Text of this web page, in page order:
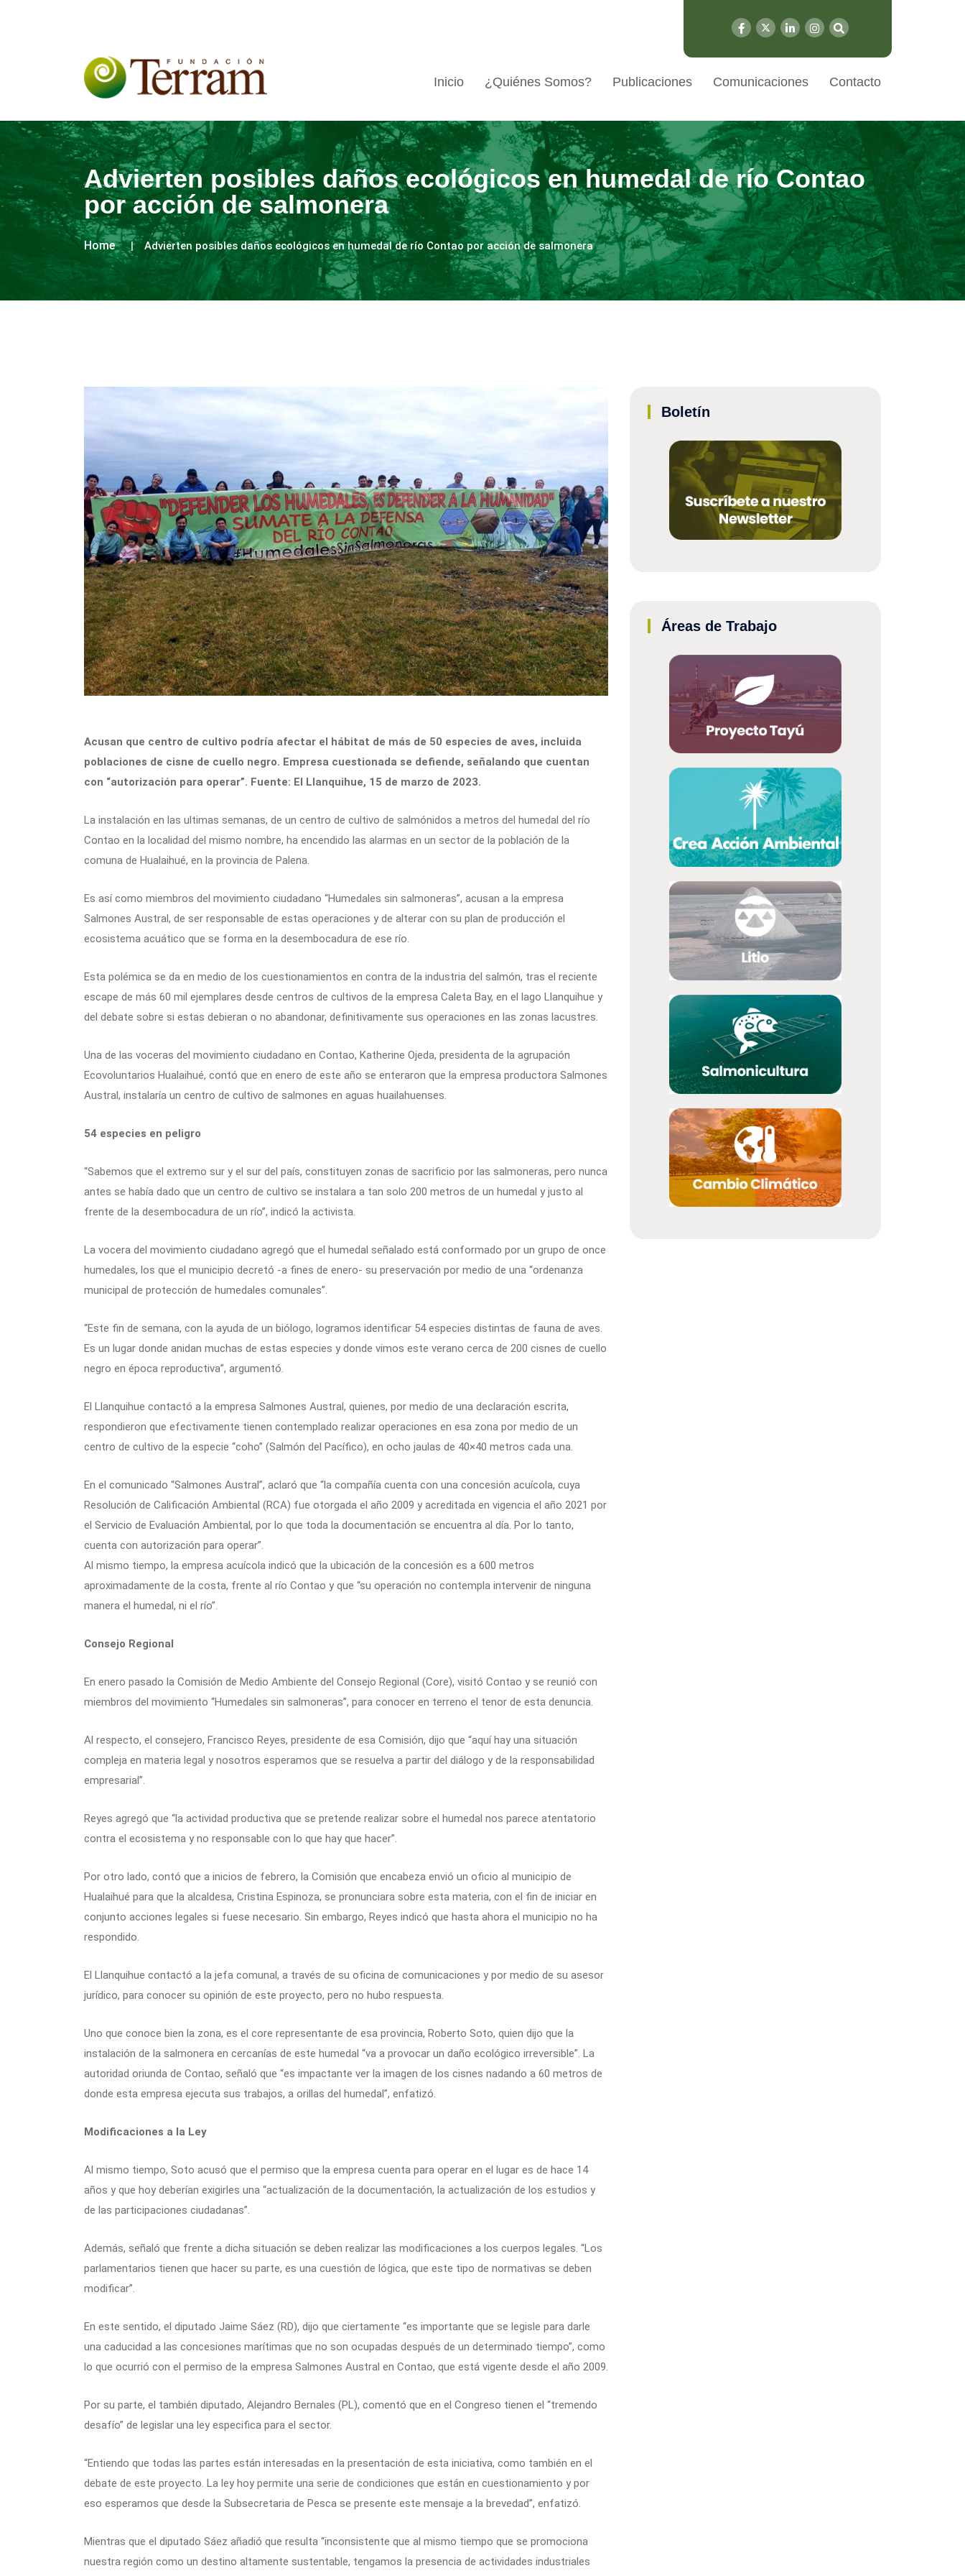
Inicio ¿Quiénes Somos? Publicaciones Comunicaciones Contacto
Advierten posibles daños ecológicos en humedal de río Contao
por acción de salmonera
Home Advierten posibles daños ecológicos en humedal de río Contao por acción de salmonera
Acusan que centro de cultivo podría afectar el hábitat de más de 50 especies de aves, incluida
poblaciones de cisne de cuello negro. Empresa cuestionada se defiende, señalando que cuentan
con “autorización para operar”. Fuente: El Llanquihue, 15 de marzo de 2023.
La instalación en las ultimas semanas, de un centro de cultivo de salmónidos a metros del humedal del río
Contao en la localidad del mismo nombre, ha encendido las alarmas en un sector de la población de la
comuna de Hualaihué, en la provincia de Palena.
Es así como miembros del movimiento ciudadano “Humedales sin salmoneras”, acusan a la empresa
Salmones Austral, de ser responsable de estas operaciones y de alterar con su plan de producción el
ecosistema acuático que se forma en la desembocadura de ese río.
Esta polémica se da en medio de los cuestionamientos en contra de la industria del salmón, tras el reciente
escape de más 60 mil ejemplares desde centros de cultivos de la empresa Caleta Bay, en el lago Llanquihue y
del debate sobre si estas debieran o no abandonar, definitivamente sus operaciones en las zonas lacustres.
Una de las voceras del movimiento ciudadano en Contao, Katherine Ojeda, presidenta de la agrupación
Ecovoluntarios Hualaihué, contó que en enero de este año se enteraron que la empresa productora Salmones
Austral, instalaría un centro de cultivo de salmones en aguas huailahuenses.
54 especies en peligro
“Sabemos que el extremo sur y el sur del país, constituyen zonas de sacrificio por las salmoneras, pero nunca
antes se había dado que un centro de cultivo se instalara a tan solo 200 metros de un humedal y justo al
frente de la desembocadura de un río”, indicó la activista.
La vocera del movimiento ciudadano agregó que el humedal señalado está conformado por un grupo de once
humedales, los que el municipio decretó -a fines de enero- su preservación por medio de una “ordenanza
municipal de protección de humedales comunales”.
“Este fin de semana, con la ayuda de un biólogo, logramos identificar 54 especies distintas de fauna de aves.
Es un lugar donde anidan muchas de estas especies y donde vimos este verano cerca de 200 cisnes de cuello
negro en época reproductiva”, argumentó.
El Llanquihue contactó a la empresa Salmones Austral, quienes, por medio de una declaración escrita,
respondieron que efectivamente tienen contemplado realizar operaciones en esa zona por medio de un
centro de cultivo de la especie “coho” (Salmón del Pacífico), en ocho jaulas de 40×40 metros cada una.
En el comunicado “Salmones Austral”, aclaró que “la compañía cuenta con una concesión acuícola, cuya
Resolución de Calificación Ambiental (RCA) fue otorgada el año 2009 y acreditada en vigencia el año 2021 por
el Servicio de Evaluación Ambiental, por lo que toda la documentación se encuentra al día. Por lo tanto,
cuenta con autorización para operar”.
Al mismo tiempo, la empresa acuícola indicó que la ubicación de la concesión es a 600 metros
aproximadamente de la costa, frente al río Contao y que “su operación no contempla intervenir de ninguna
manera el humedal, ni el río”.
Consejo Regional
En enero pasado la Comisión de Medio Ambiente del Consejo Regional (Core), visitó Contao y se reunió con
miembros del movimiento “Humedales sin salmoneras”, para conocer en terreno el tenor de esta denuncia.
Al respecto, el consejero, Francisco Reyes, presidente de esa Comisión, dijo que “aquí hay una situación
compleja en materia legal y nosotros esperamos que se resuelva a partir del diálogo y de la responsabilidad
empresarial”.
Reyes agregó que “la actividad productiva que se pretende realizar sobre el humedal nos parece atentatorio
contra el ecosistema y no responsable con lo que hay que hacer”.
Por otro lado, contó que a inicios de febrero, la Comisión que encabeza envió un oficio al municipio de
Hualaihué para que la alcaldesa, Cristina Espinoza, se pronunciara sobre esta materia, con el fin de iniciar en
conjunto acciones legales si fuese necesario. Sin embargo, Reyes indicó que hasta ahora el municipio no ha
respondido.
El Llanquihue contactó a la jefa comunal, a través de su oficina de comunicaciones y por medio de su asesor
jurídico, para conocer su opinión de este proyecto, pero no hubo respuesta.
Uno que conoce bien la zona, es el core representante de esa provincia, Roberto Soto, quien dijo que la
instalación de la salmonera en cercanías de este humedal “va a provocar un daño ecológico irreversible”. La
autoridad oriunda de Contao, señaló que “es impactante ver la imagen de los cisnes nadando a 60 metros de
donde esta empresa ejecuta sus trabajos, a orillas del humedal”, enfatizó.
Modificaciones a la Ley
Al mismo tiempo, Soto acusó que el permiso que la empresa cuenta para operar en el lugar es de hace 14
años y que hoy deberían exigirles una “actualización de la documentación, la actualización de los estudios y
de las participaciones ciudadanas”.
Además, señaló que frente a dicha situación se deben realizar las modificaciones a los cuerpos legales. “Los
parlamentarios tienen que hacer su parte, es una cuestión de lógica, que este tipo de normativas se deben
modificar”.
En este sentido, el diputado Jaime Sáez (RD), dijo que ciertamente “es importante que se legisle para darle
una caducidad a las concesiones marítimas que no son ocupadas después de un determinado tiempo”, como
lo que ocurrió con el permiso de la empresa Salmones Austral en Contao, que está vigente desde el año 2009.
Por su parte, el también diputado, Alejandro Bernales (PL), comentó que en el Congreso tienen el “tremendo
desafío” de legislar una ley especifica para el sector.
“Entiendo que todas las partes están interesadas en la presentación de esta iniciativa, como también en el
debate de este proyecto. La ley hoy permite una serie de condiciones que están en cuestionamiento y por
eso esperamos que desde la Subsecretaria de Pesca se presente este mensaje a la brevedad”, enfatizó.
Mientras que el diputado Sáez añadió que resulta “inconsistente que al mismo tiempo que se promociona
nuestra región como un destino altamente sustentable, tengamos la presencia de actividades industriales
Boletín
Áreas de Trabajo